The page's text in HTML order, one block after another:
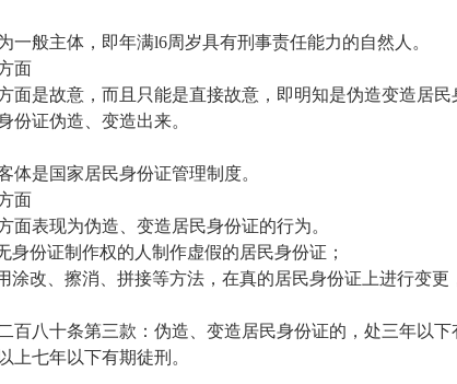
般主体，即年满l6周岁具有刑事责任能力的自然人。
面
是故意，而且只能是直接故意，即明知是伪造变造居民
份证伪造、变造出来。
是国家居民身份证管理制度。
面
表现为伪造、变造居民身份证的行为。
份证制作权的人制作虚假的居民身份证；
改、擦消、拼接等方法，在真的居民身份证上进行变更
八十条第三款：伪造、变造居民身份证的，处三年以下
上七年以下有期徒刑。